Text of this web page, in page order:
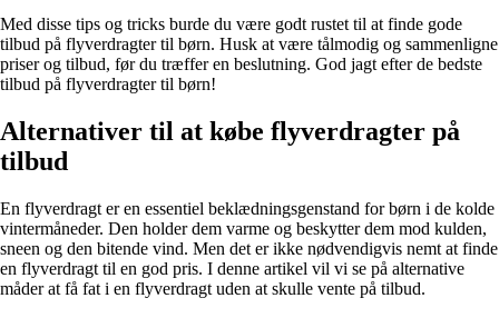
Med disse tips og tricks burde du være godt rustet til at finde gode
tilbud på flyverdragter til børn. Husk at være tålmodig og sammenligne
priser og tilbud, før du træffer en beslutning. God jagt efter de bedste
tilbud på flyverdragter til børn!
Alternativer til at købe flyverdragter på
tilbud
En flyverdragt er en essentiel beklædningsgenstand for børn i de kolde
vintermåneder. Den holder dem varme og beskytter dem mod kulden,
sneen og den bitende vind. Men det er ikke nødvendigvis nemt at finde
en flyverdragt til en god pris. I denne artikel vil vi se på alternative
måder at få fat i en flyverdragt uden at skulle vente på tilbud.